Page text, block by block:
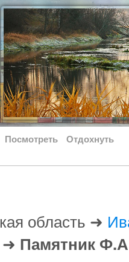
Посмотреть Отдохнуть
область ➜
Памятник